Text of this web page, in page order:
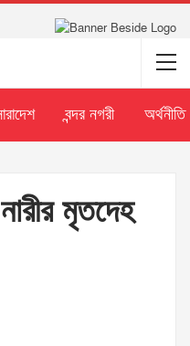
বন্দর নগরী অর্থনীতি
মৃতদেহ